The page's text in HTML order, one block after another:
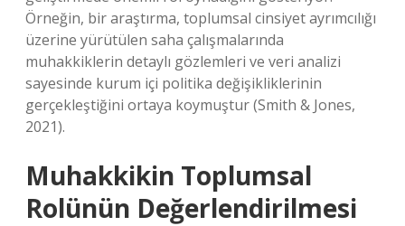
Örneğin, bir araştırma, toplumsal cinsiyet ayrımcılığı
üzerine yürütülen saha çalışmalarında
muhakkiklerin detaylı gözlemleri ve veri analizi
sayesinde kurum içi politika değişikliklerinin
gerçekleştiğini ortaya koymuştur (Smith & Jones,
2021).
Muhakkikin Toplumsal
Rolünün Değerlendirilmesi